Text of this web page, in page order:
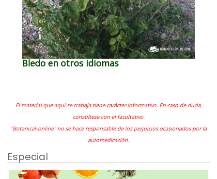
Bledo en otros idiomas
El material que aquí se trabaja tiene carácter informativo. En caso de duda,
consúltese con el facultativo.
"Botanical-online" no se hace responsable de los perjuicios ocasionados por la
automedicación.
Especial